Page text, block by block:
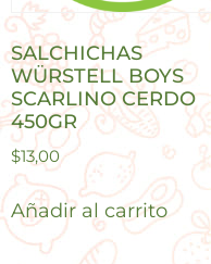
SALCHICHAS
WÜRSTELL BOYS
SCARLINO CERDO
450GR
$13,00
Añadir al carrito